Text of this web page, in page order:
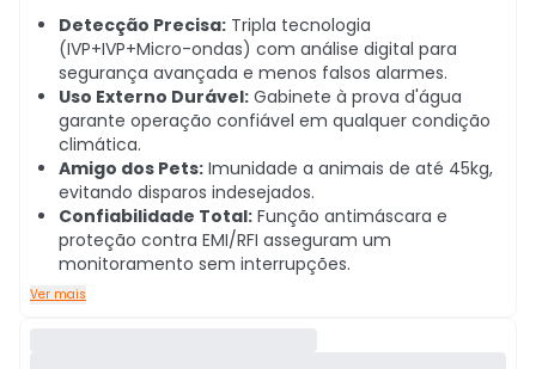
Detecção Precisa: Tripla tecnologia
(IVP+IVP+Micro-ondas) com análise digital para
segurança avançada e menos falsos alarmes.
Uso Externo Durável: Gabinete à prova d'água
garante operação confiável em qualquer condição
climática.
Amigo dos Pets: Imunidade a animais de até 45kg,
evitando disparos indesejados.
Confiabilidade Total: Função antimáscara e
proteção contra EMI/RFI asseguram um
monitoramento sem interrupções.
Ver mais